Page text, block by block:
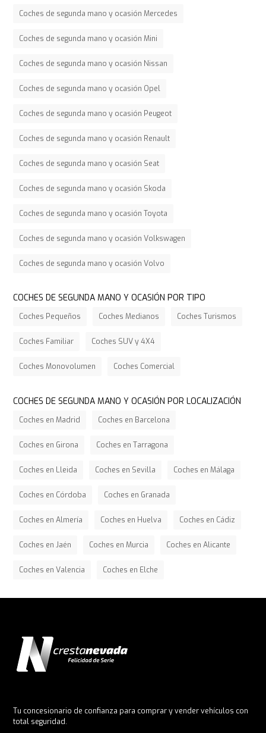
Coches de segunda mano y ocasión Mercedes
Coches de segunda mano y ocasión Mini
Coches de segunda mano y ocasión Nissan
Coches de segunda mano y ocasión Opel
Coches de segunda mano y ocasión Peugeot
Coches de segunda mano y ocasión Renault
Coches de segunda mano y ocasión Seat
Coches de segunda mano y ocasión Skoda
Coches de segunda mano y ocasión Toyota
Coches de segunda mano y ocasión Volkswagen
Coches de segunda mano y ocasión Volvo
COCHES DE SEGUNDA MANO Y OCASIÓN POR TIPO
Coches Pequeños Coches Medianos Coches Turismos
Coches Familiar Coches SUV y 4X4
Coches Monovolumen Coches Comercial
COCHES DE SEGUNDA MANO Y OCASIÓN POR LOCALIZACIÓN
Coches en Madrid Coches en Barcelona
Coches en Girona Coches en Tarragona
Coches en Lleida Coches en Sevilla Coches en Málaga
Coches en Córdoba Coches en Granada
Coches en Almería Coches en Huelva Coches en Cádiz
Coches en Jaén Coches en Murcia Coches en Alicante
Coches en Valencia Coches en Elche
Tu concesionario de confianza para comprar y vender vehículos con
total seguridad.